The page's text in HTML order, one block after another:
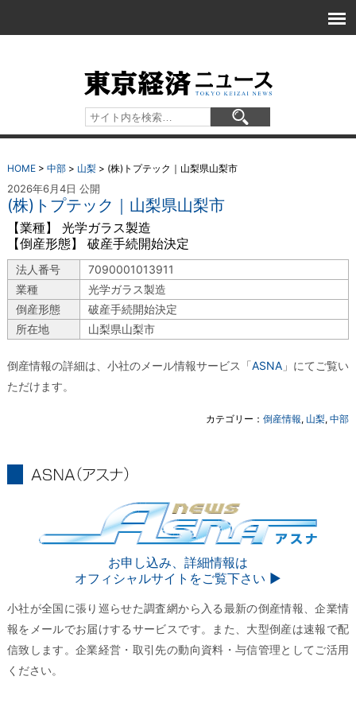
HOME> 中部> 山梨> (株)トプテック｜山梨県山梨市
2026年6月4日 公開
(株)トプテック｜山梨県山梨市
【業種】 光学ガラス製造
【倒産形態】 破産手続開始決定
法人番号
7090001013911
業種
光学ガラス製造
倒産形態
破産手続開始決定
所在地
山梨県山梨市
倒産情報の詳細は、小社のメール情報サービス「ASNA 」にてご覧い
ただけます。
カテゴリー：倒産情報, 山梨,中部
お申し込み、詳細情報は
オフィシャルサイトをご覧下さい ▶︎
小社が全国に張り巡らせた調査網から入る最新の倒産情報、企業情
報をメールでお届けするサービスです。また、大型倒産は速報で配
信致します。企業経営・取引先の動向資料・与信管理としてご活用
ください。